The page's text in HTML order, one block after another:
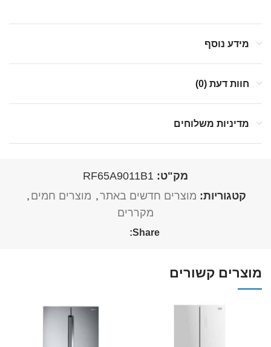
מידע נוסף
חוות דעת (0)
מדיניות משלוחים
מק"ט: RF65A9011B1
קטגוריות: מוצרים חדשים באתר, מוצרים חמים ,
מקררים
Share:
מוצרים קשורים